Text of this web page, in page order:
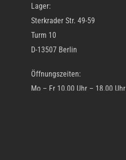
Lager:
Sterkrader Str. 49-59
Turm 10
D-13507 Berlin
Öffnungszeiten:
Mo – Fr 10.00 Uhr – 18.00 Uhr